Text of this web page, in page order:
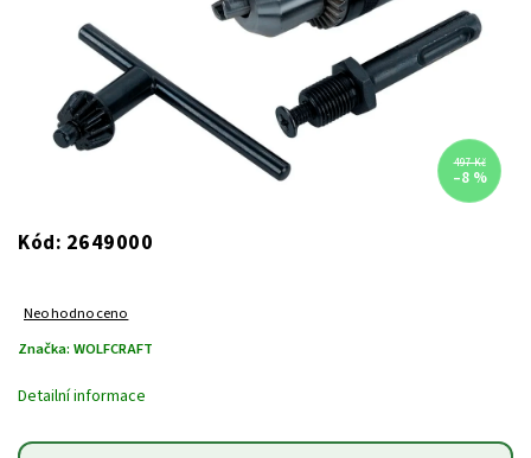
497 Kč
–8 %
Kód: 2649000
Neohodnoceno
Značka: WOLFCRAFT
Detailní informace